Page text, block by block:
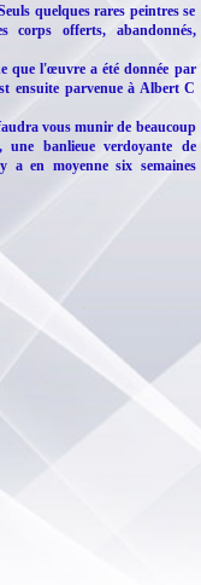
quelques rares peintres se
offerts, abandonnés,
que l'œuvre a été donnée par
ensuite parvenue à Albert C
vous munir de beaucoup
banlieue verdoyante de
a en moyenne six semaines